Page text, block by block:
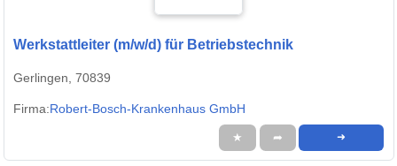
Werkstattleiter (m/w/d) für Betriebstechnik
Gerlingen, 70839
Firma:Robert-Bosch-Krankenhaus GmbH
★ ➦ ➜